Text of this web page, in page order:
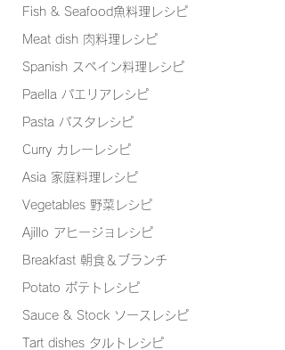
Fish & Seafood魚料理レシピ
Meat dish 肉料理レシピ
Spanish スペイン料理レシピ
Paella パエリアレシピ
Pasta パスタレシピ
Curry カレーレシピ
Asia 家庭料理レシピ
Vegetables 野菜レシピ
Ajillo アヒージョレシピ
Breakfast 朝食＆ブランチ
Potato ポテトレシピ
Sauce & Stock ソースレシピ
Tart dishes タルトレシピ